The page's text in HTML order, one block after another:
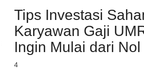
Tips Investasi
Karyawan Gaji
Ingin Mulai dari Nol
4